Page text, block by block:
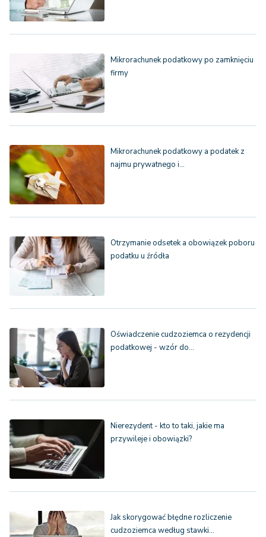
Mikrorachunek podatkowy po zamknięciu
firmy
Mikrorachunek podatkowy a podatek z
najmu prywatnego i…
Otrzymanie odsetek a obowiązek poboru
podatku u źródła
Oświadczenie cudzoziemca o rezydencji
podatkowej - wzór do…
Nierezydent - kto to taki, jakie ma
przywileje i obowiązki?
Jak skorygować błędne rozliczenie
cudzoziemca według stawki…